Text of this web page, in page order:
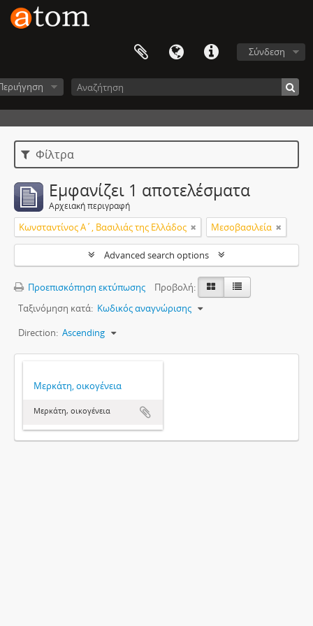
Σύνδεση
Φίλτρα
Εμφανίζει 1 αποτελέσματα
Αρχειακή περιγραφή
Κωνσταντίνος Α΄, Βασιλιάς της Ελλάδος Μεσοβασιλεία
Advanced search options
Προεπισκόπηση εκτύπωσης
Προβολή:
Ταξινόμηση κατά: Κωδικός αναγνώρισης
Direction: Ascending
Μερκάτη, οικογένεια
Μερκάτη, οικογένεια